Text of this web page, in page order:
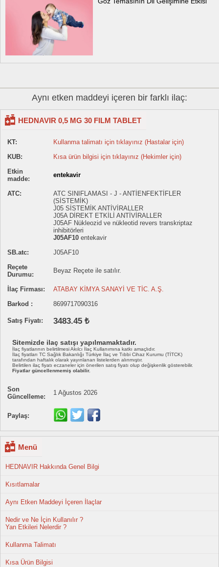
Aynı etken maddeyi içeren bir farklı ilaç:
HEDNAVIR 0,5 MG 30 FILM TABLET
KT:
Kullanma talimatı için tıklayınız (Hastalar için)
KUB:
Kısa ürün bilgisi için tıklayınız (Hekimler için)
Etkin
madde:
entekavir
ATC:
ATC SINIFLAMASI - J - ANTİENFEKTİFLER
(SİSTEMİK)
J05 SİSTEMİK ANTİVİRALLER
J05A DİREKT ETKİLİ ANTİVİRALLER
J05AF Nükleozid ve nükleotid revers transkriptaz
inhibitörleri
J05AF10 entekavir
SB.atc:
J05AF10
Reçete
Durumu:
Beyaz Reçete ile satılır.
İlaç Firması:
ATABAY KİMYA SANAYİ VE TİC. A.Ş.
Barkod :
8699717090316
Satış Fiyatı: 3483.45 ₺
Sitemizde ilaç satışı yapılmamaktadır.
İlaç fiyatlarının belirtilmesi Akılcı İlaç Kullanımına katkı amaçlıdır.
İlaç fiyatları TC Sağlık Bakanlığı Türkiye İlaç ve Tıbbi Cihaz Kurumu (TİTCK)
tarafından haftalık olarak yayınlanan listelerden alınmıştır.
Belirtilen ilaç fiyatı eczaneler için önerilen satış fiyatı olup değişkenlik gösterebilir.
Fiyatlar güncellenmemiş olabilir.
Son
Güncelleme:
1 Ağustos 2026
Paylaş:
Menü
HEDNAVIR Hakkında Genel Bilgi
Kısıtlamalar
Aynı Etken Maddeyi İçeren İlaçlar
Nedir ve Ne İçin Kullanılır ?
Yan Etkileri Nelerdir ?
Kullanma Talimatı
Kısa Ürün Bilgisi